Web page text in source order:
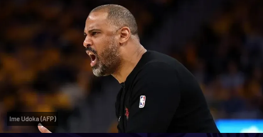
Ime Udoka (AFP)